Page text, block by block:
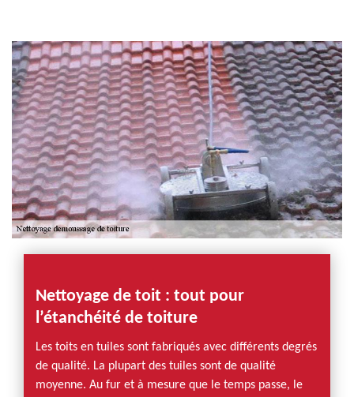
Nettoyage de toit : tout pour
l’étanchéité de toiture
Les toits en tuiles sont fabriqués avec différents degrés
de qualité. La plupart des tuiles sont de qualité
moyenne. Au fur et à mesure que le temps passe, le